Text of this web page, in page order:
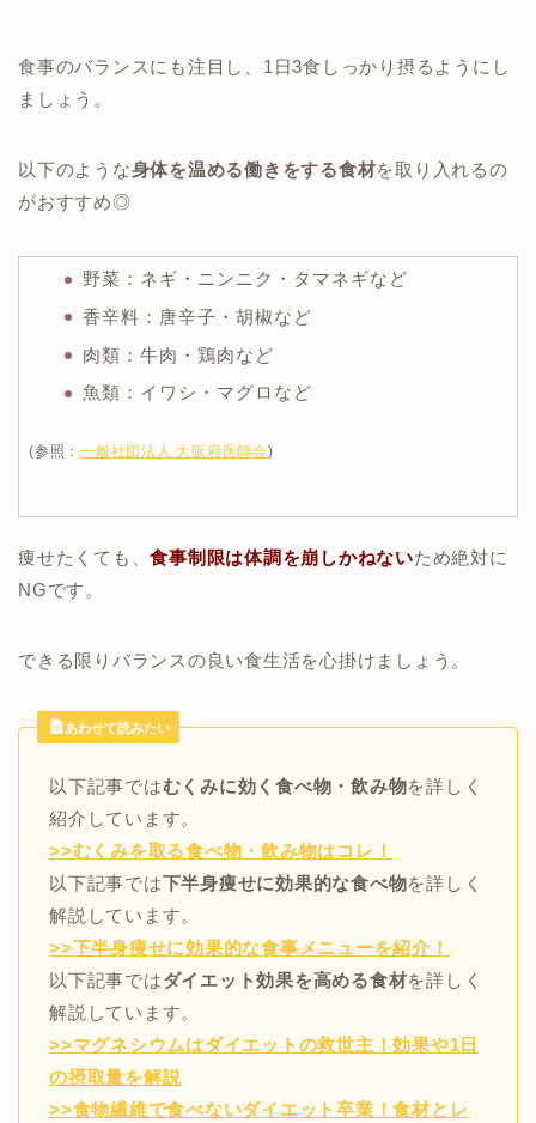
食事のバランスにも注目し、1日3食しっかり摂るようにし
ましょう。
以下のような身体を温める働きをする食材を取り入れるの
がおすすめ◎
野菜：ネギ・ニンニク・タマネギなど
香辛料：唐辛子・胡椒など
肉類：牛肉・鶏肉など
魚類：イワシ・マグロなど
(参照：一般社団法人 大阪府医師会)
痩せたくても、食事制限は体調を崩しかねないため絶対に
NGです。
できる限りバランスの良い食生活を心掛けましょう。
あわせて読みたい
以下記事ではむくみに効く食べ物・飲み物を詳しく
紹介しています。
>>むくみを取る食べ物・飲み物はコレ！
以下記事では下半身痩せに効果的な食べ物を詳しく
解説しています。
>>下半身痩せに効果的な食事メニューを紹介！
以下記事ではダイエット効果を高める食材を詳しく
解説しています。
>>マグネシウムはダイエットの救世主！効果や1日
の摂取量を解説
>>食物繊維で食べないダイエット卒業！食材とレ